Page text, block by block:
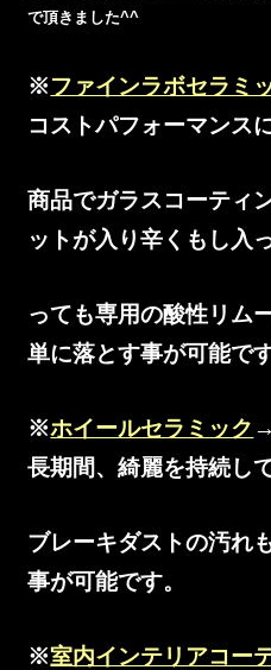
で頂きました^^
※ファインラボセラミ
コストパフォーマンス
商品でガラスコーティ
ットが入り辛くもし入
っても専用の酸性リム
単に落とす事が可能です
※ホイールセラミック
長期間、綺麗を持続し
ブレーキダストの汚れ
事が可能です。
※室内インテリアコー